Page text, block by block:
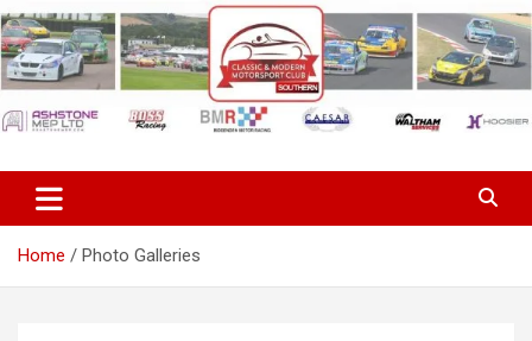
Skip
to
content
Classic & Modern Motorsport
Club Southern
Home Photo Galleries